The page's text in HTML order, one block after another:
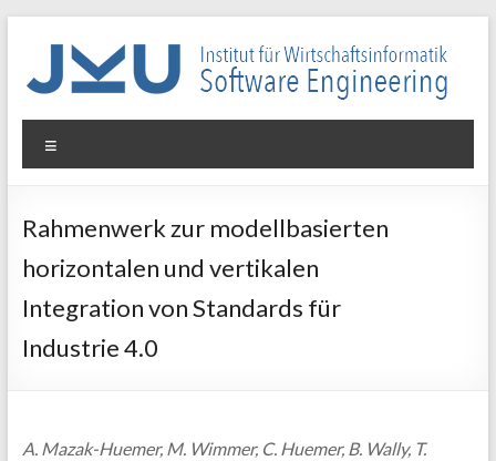
WIN-
SE
für
Wirtschaftsinformatik
Software
Engineering
Rahmenwerk zur modellbasierten
horizontalen und vertikalen
Integration von Standards für
Industrie 4.0
A. Mazak-Huemer, M. Wimmer, C. Huemer, B. Wally, T.